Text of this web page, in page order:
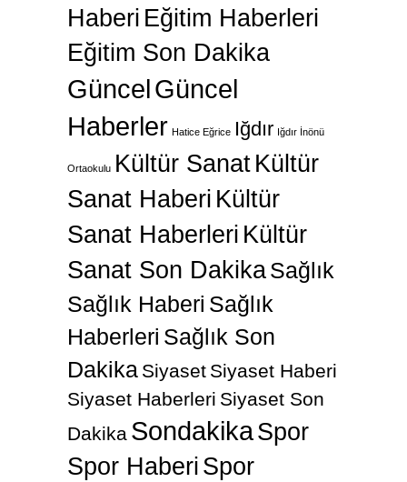
Haberi Eğitim Haberleri
Eğitim Son Dakika
GüncelGüncel
Haberler Hatice Eğrice Iğdır Iğdır İnönü
Ortaokulu Kültür SanatKültür
Sanat Haberi Kültür
Sanat Haberleri Kültür
Sanat Son DakikaSağlık
Sağlık Haberi Sağlık
Haberleri Sağlık Son
Dakika Siyaset Siyaset Haberi
Siyaset Haberleri Siyaset Son
Dakika SondakikaSpor
Spor Haberi Spor